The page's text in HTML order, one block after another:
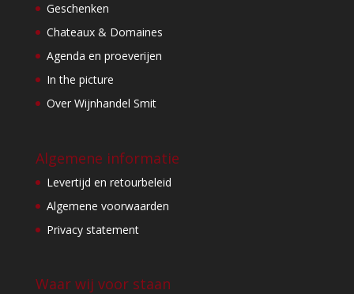
Geschenken
Chateaux & Domaines
Agenda en proeverijen
In the picture
Over Wijnhandel Smit
Algemene informatie
Levertijd en retourbeleid
Algemene voorwaarden
Privacy statement
Waar wij voor staan